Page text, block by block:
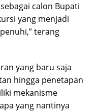
calon Bupati
yang menjadi
terang
yang baru saja
hingga penetapan
mekanisme
yang nantinya